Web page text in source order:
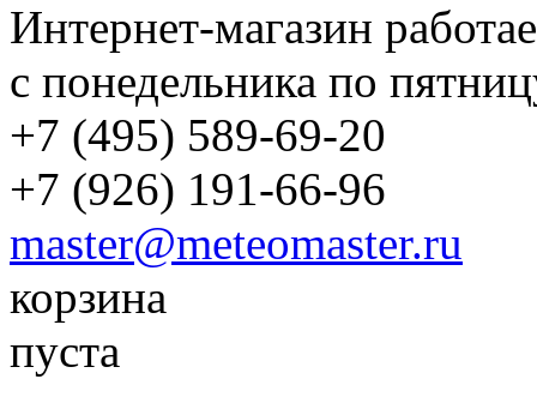
Интернет-магазин
с понедельника по
+7 (495) 589-69-20
+7 (926) 191-66-96
master@meteomaster.ru
корзина
пуста